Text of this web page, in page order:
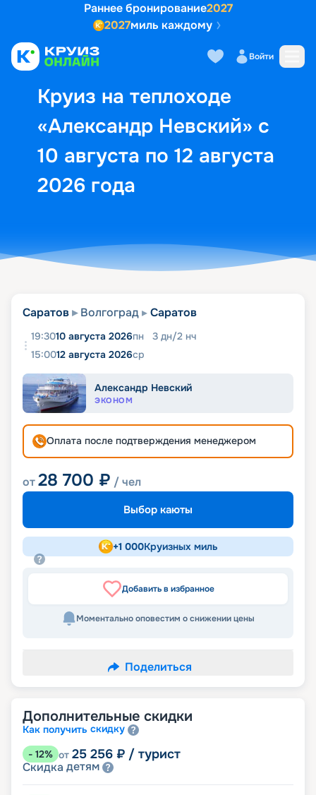
Раннее бронирование2027
2027миль каждому
Войти
Круиз на теплоходе
«Александр Невский» с
10 августа по 12 августа
2026 года
Выбор кают Маршрут и
Саратов Волгоград Саратов
19:3010 августа 2026пн 3 дн/2 нч
15:0012 августа 2026ср
Александр Невский
ЭКОНОМ
Оплата после подтверждения менеджером
от28 700 ₽ / чел
Выбор каюты
+1 000Круизных миль
Добавить в избранное
Моментально оповестим о снижении цены
Поделиться
Дополнительные скидки
Как получить скидку
- 12% от 25 256 ₽ / турист
Скидка детям